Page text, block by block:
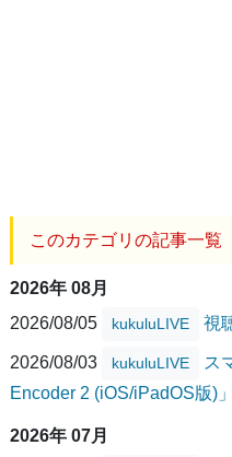
このカテゴリの記事一覧
2026年 08月
2026/08/05
kukuluLIVE 視
2026/08/03 kukuluLIVE
ス
Encoder 2 (iOS/iPadOS版)
2026年 07月